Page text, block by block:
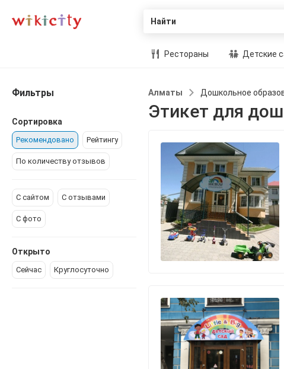
Найти
Рестораны Детские
Фильтры
Сортировка
Рекомендовано Рейтингу
По количеству отзывов
С сайтом С отзывами
С фото
Открыто
Сейчас Круглосуточно
Алматы Дошкольное
Этикет для